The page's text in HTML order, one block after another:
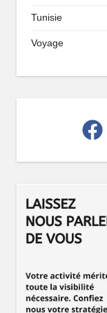
Tunisie
Voyage